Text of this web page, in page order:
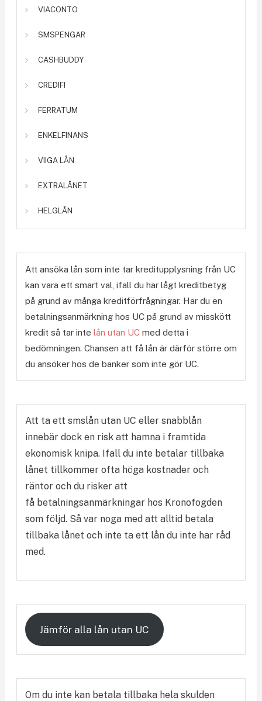
VIACONTO
SMSPENGAR
CASHBUDDY
CREDIFI
FERRATUM
ENKELFINANS
VIIGA LÅN
EXTRALÅNET
HELGLÅN
Att ansöka lån som inte tar kreditupplysning från UC
kan vara ett smart val, ifall du har lågt kreditbetyg
på grund av många kreditförfrågningar. Har du en
betalningsanmärkning hos UC på grund av misskött
kredit så tar inte lån utan UC med detta i
bedömningen. Chansen att få lån är därför större om
du ansöker hos de banker som inte gör UC.
Att ta ett smslån utan UC eller snabblån
innebär dock en risk att hamna i framtida
ekonomisk knipa. Ifall du inte betalar tillbaka
lånet tillkommer ofta höga kostnader och
räntor och du risker att
få betalningsanmärkningar hos Kronofogden
som följd. Så var noga med att alltid betala
tillbaka lånet och inte ta ett lån du inte har råd
med.
Jämför alla lån utan UC
Om du inte kan betala tillbaka hela skulden